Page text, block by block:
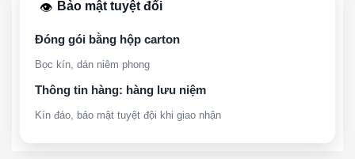
👁️ Bảo mật tuyệt đối
Đóng gói bằng hộp carton
Bọc kín, dán niêm phong
Thông tin hàng: hàng lưu niệm
Kín đáo, bảo mật tuyệt đội khi giao nhận